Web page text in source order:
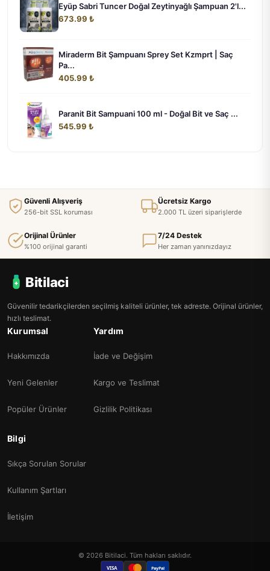
Eyüp Sabri Tuncer Doğal Zeytinyağlı Şampuan 2'l...
673.99 ₺
Miraderm Bit Şampuanı Sprey Set Kzmprt | Saç
Pa...
405.99 ₺
Paranit Bit Sampuani 100 ml - Doğal Bit ve Saç ...
545.99 ₺
Güvenli Alışveriş
256-bit SSL koruması
Ücretsiz Kargo
2.000 TL üzeri siparişlerde
Orijinal Ürünler
%100 orijinal garanti
7/24 Destek
Her zaman yanınızdayız
Bitilaci
Güvenilir tedarikçilerden seçilmiş kaliteli ürünler, tek adreste. Orijinal ürünler,
hızlı teslimat.
Kurumsal
Hakkımızda
Yeni Gelenler
Popüler Ürünler
Yardım
İade ve Değişim
Kargo ve Teslimat
Gizlilik Politikası
Bilgi
Sıkça Sorulan Sorular
Kullanım Şartları
İletişim
© 2026 Bitilaci. Tüm hakları saklıdır.
VISA PayPal